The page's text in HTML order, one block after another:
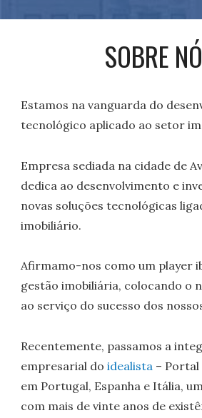
SOBRE
Estamos na vanguarda do
tecnológico aplicado ao setor
Empresa sediada na cidade de
dedica ao desenvolvimento e
novas soluções tecnológicas
imobiliário.
Afirmamo-nos como um player
gestão imobiliária, colocando o
ao serviço do sucesso dos
Recentemente, passamos a
empresarial doidealista –
em Portugal, Espanha e Itália,
com mais de vinte anos de